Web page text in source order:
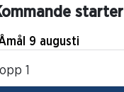
starter
Åmål 9 augusti
1